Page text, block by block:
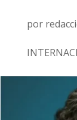
por